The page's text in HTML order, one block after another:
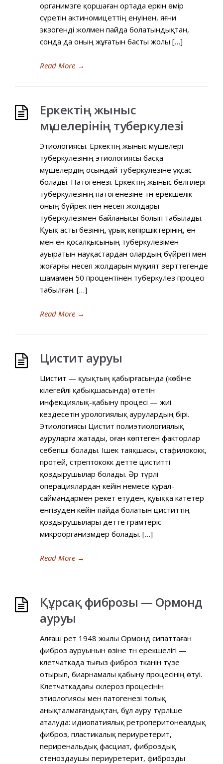
органимзге қоршаған ортада еркін өмір
сүретін актиномицеттің енуінен, яғни
экзогенді жолмен пайда болатындықтан,
сонда да оның жұғатын басты жолы […]
Read More →
Еркектің жыныс
мүшелерінің туберкулезі
Этиологиясы. Еркектің жыныс мүшелері
туберкулезінің этиологиясы басқа
мүшелердің осындай туберкулезіне ұқсас
болады. Патогенезі. Еркектің жыныс белгілері
туберкулезінің патогенезіне тән ерекшелік
оның бүйрек пен несеп жолдары
туберкулезімен байланысы болып табылады.
Қуық асты безінің, ұрық көпіршіктерінің, ен
мен ен қосалқысының туберкулезімен
ауыратын науқастардан олардың бүйрегі мен
жоғарғы несеп жолдарын мүқият зерттегенде
шамамен 50 процентінен туберкулез процесі
табылған. […]
Read More →
Цистит ауруы
Цистит — қуықтың қабырғасында (көбіне
кілегейлі қабықшасында) өтетін
инфекциялық-қабыну процесі — жиі
кездесетін урологиялық аурулардың бірі.
Этиологиясы Цистит полиэтиологиялық
ауруларға жатады, оған көптеген факторлар
себепші болады. Ішек таяқшасы, стафилококк,
протей, стрептококк әдетте циститті
қоздырушылар болады. Әр түрлі
операциялардан кейін немесе құрал-
саймандармен әрекет етуден, қуыққа катетер
енгізуден кейін пайда болатын циститтің
қоздырушылары әдетте грамтеріс
микроорганизмдер болады. […]
Read More →
Құрсақ фиброзы — Ормонд
ауруы
Алғаш рет 1948 жылы Ормонд сипаттаған
фиброз ауруынын өзіне тән ерекшелігі —
клетчаткада тығыз фиброз тканін түзе
отырып, биарнамалы қабыну процесінің өтуі.
Клетчаткадағы склероз процесінін
этиологиясы мен патогенезі толық
анықталмағандықтан, бұл ауру түрліше
аталуда: идиопатиялық ретроперитонеалдық
фиброз, пластикалық периуретерит,
периренальдық фасциат, фиброздық
стеноздаушы периуретерит, фиброзды